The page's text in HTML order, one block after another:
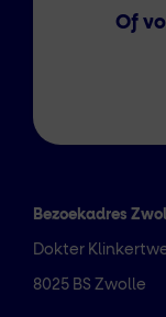
Bezoekadres
Dokter
8025 BS Zwolle
Of